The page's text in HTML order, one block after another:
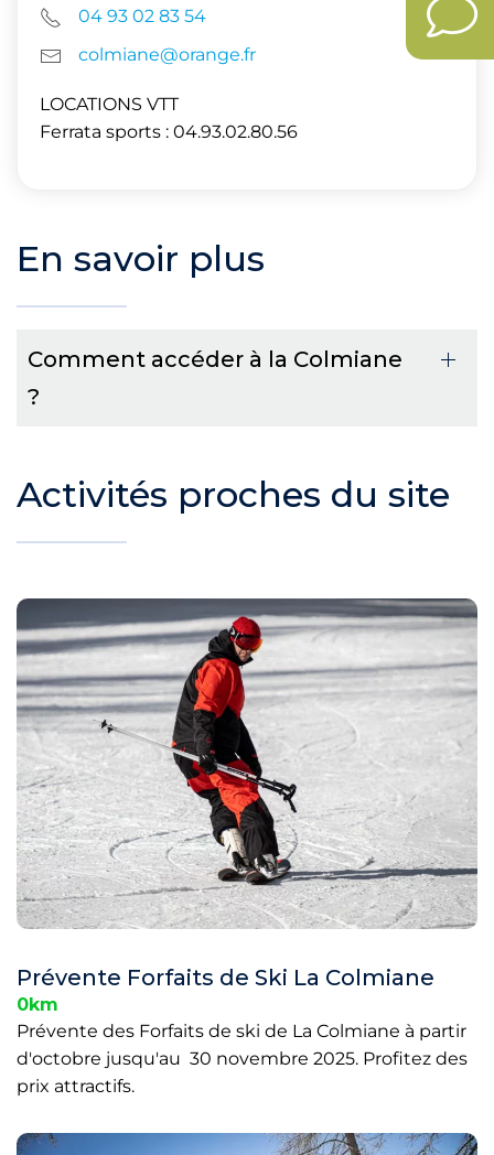
04 93 02 83 54
colmiane@orange.fr
LOCATIONS VTT
Ferrata sports : 04.93.02.80.56
En savoir plus
Comment accéder à la Colmiane
?
Activités proches du site
Prévente Forfaits de Ski La Colmiane
0km
Prévente des Forfaits de ski de La Colmiane à partir
d'octobre jusqu'au 30 novembre 2025. Profitez des
prix attractifs.